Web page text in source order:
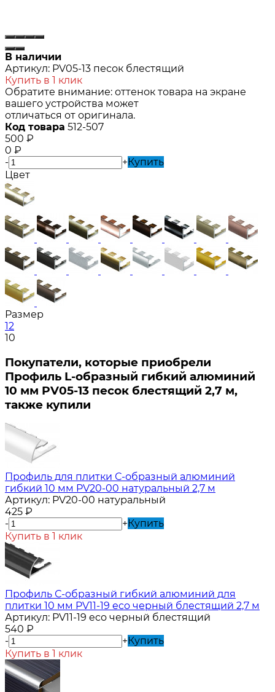
В наличии
Артикул: PV05-13 песок блестящий
Купить в 1 клик
Обратите внимание: оттенок товара на экране
вашего устройства может
отличаться от оригинала.
Код товара 512-507
500 ₽
0 ₽
-
+Купить
Цвет
Размер
12
10
Покупатели, которые приобрели
Профиль L-образный гибкий алюминий
10 мм PV05-13 песок блестящий 2,7 м,
также купили
Профиль для плитки С-образный алюминий
гибкий 10 мм PV20-00 натуральный 2,7 м
Артикул: PV20-00 натуральный
425 ₽
-
+ Купить
Купить в 1 клик
Профиль С-образный гибкий алюминий для
плитки 10 мм PV11-19 eco черный блестящий 2,7 м
Артикул: PV11-19 eco черный блестящий
540 ₽
-
+ Купить
Купить в 1 клик